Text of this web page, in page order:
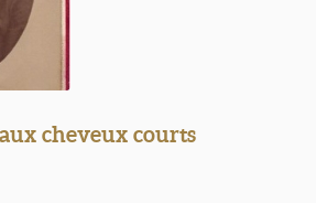
cheveux courts